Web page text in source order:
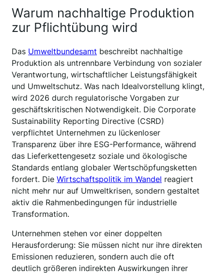
Warum nachhaltige Produktion
zur Pflichtübung wird
Das Umweltbundesamt beschreibt nachhaltige
Produktion als untrennbare Verbindung von sozialer
Verantwortung, wirtschaftlicher Leistungsfähigkeit
und Umweltschutz. Was nach Idealvorstellung klingt,
wird 2026 durch regulatorische Vorgaben zur
geschäftskritischen Notwendigkeit. Die Corporate
Sustainability Reporting Directive (CSRD)
verpflichtet Unternehmen zu lückenloser
Transparenz über ihre ESG-Performance, während
das Lieferkettengesetz soziale und ökologische
Standards entlang globaler Wertschöpfungsketten
fordert. Die Wirtschaftspolitik im Wandel reagiert
nicht mehr nur auf Umweltkrisen, sondern gestaltet
aktiv die Rahmenbedingungen für industrielle
Transformation.
Unternehmen stehen vor einer doppelten
Herausforderung: Sie müssen nicht nur ihre direkten
Emissionen reduzieren, sondern auch die oft
deutlich größeren indirekten Auswirkungen ihrer